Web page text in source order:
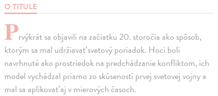
O TITULE
Prvýkrát sa objavili na začiatku 20. storočia ako spôsob,
ktorým sa mal udržiavať svetový poriadok. Hoci boli
navrhnuté ako prostriedok na predchádzanie konfliktom, ich
model vychádzal priamo zo skúseností prvej svetovej vojny a
mal sa aplikovať aj v mierových časoch.